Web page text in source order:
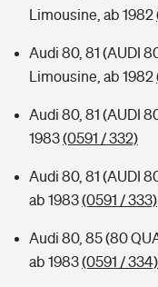
Limousine, ab 1982
Audi 80, 81 (AUDI
Limousine, ab 1982
Audi 80, 81 (AUDI
1983(0591 / 332)
Audi 80, 81 (AUDI
ab 1983(0591 / 333)
Audi 80, 85 (80
ab 1983(0591 / 334)